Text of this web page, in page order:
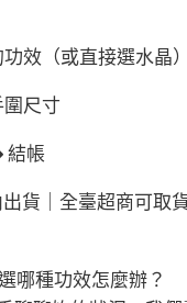
效（或直接選水晶）
尺寸
結帳
貨｜全臺超商可取
哪種功效怎麼辦？